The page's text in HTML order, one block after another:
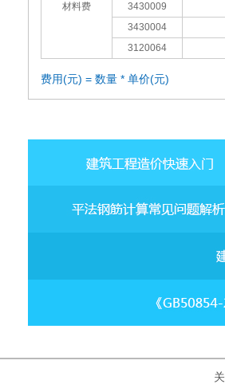
材料费
3430009
3430004
3120064
费用(元) = 数量 * 单价(元)